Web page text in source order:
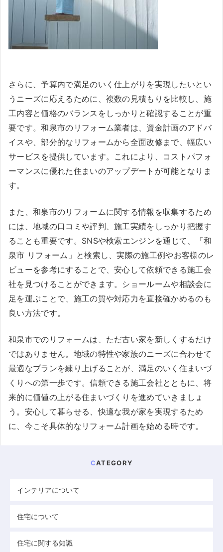
さらに、予算内で満足のいく仕上がりを実現したいとい
うニーズに応えるために、複数の見積もりを比較し、施
工内容と価格のバランスをしっかりと確認することが重
要です。和泉市のリフォーム業者は、資金計画のアドバ
イスや、部分的なリフォームから全面改修まで、幅広い
サービスを提供しています。これにより、コストパフォ
ーマンスに優れた住まいのアップデートが可能となりま
す。
また、和泉市のリフォームに関する情報を収集するため
には、地域の口コミや評判、施工実績をしっかり把握す
ることも重要です。SNSや検索エンジンを通じて、「和
泉市 リフォーム」と検索し、実際の施工例やお客様のレ
ビューを参考にすることで、安心して依頼できる施工会
社を見つけることができます。ショールームや相談会に
足を運ぶことで、施工の質や対応力を直接確かめるのも
良い方法です。
和泉市でのリフォームは、ただ古い家を新しくするだけ
ではありません。地域の特性や家族のニーズに合わせて
最適なプランを練り上げることが、満足のいく住まいづ
くりへの第一歩です。信頼できる施工会社とともに、将
来的に価値の上がる住まいづくりを進めていきましょ
う。安心して暮らせる、快適な我が家を実現するため
に、今こそ具体的なリフォーム計画を始める時です。
CATEGORY
インテリアについて
住宅について
住宅に関する知識